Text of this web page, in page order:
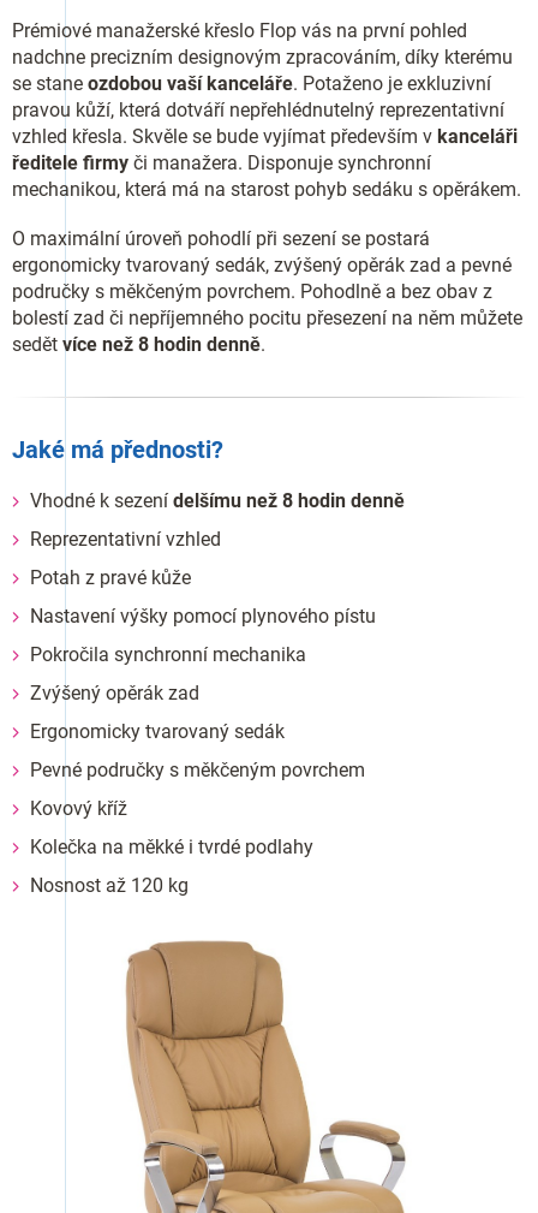
Prémiové manažerské křeslo Flop vás na první pohled
nadchne precizním designovým zpracováním, díky kterému
se stane ozdobou vaší kanceláře. Potaženo je exkluzivní
pravou kůží, která dotváří nepřehlédnutelný reprezentativní
vzhled křesla. Skvěle se bude vyjímat především v kanceláři
ředitele firmy či manažera. Disponuje synchronní
mechanikou, která má na starost pohyb sedáku s opěrákem.
O maximální úroveň pohodlí při sezení se postará
ergonomicky tvarovaný sedák, zvýšený opěrák zad a pevné
područky s měkčeným povrchem. Pohodlně a bez obav z
bolestí zad či nepříjemného pocitu přesezení na něm můžete
sedět více než 8 hodin denně.
Jaké má přednosti?
Vhodné k sezení delšímu než 8 hodin denně
Reprezentativní vzhled
Potah z pravé kůže
Nastavení výšky pomocí plynového pístu
Pokročila synchronní mechanika
Zvýšený opěrák zad
Ergonomicky tvarovaný sedák
Pevné područky s měkčeným povrchem
Kovový kříž
Kolečka na měkké i tvrdé podlahy
Nosnost až 120 kg